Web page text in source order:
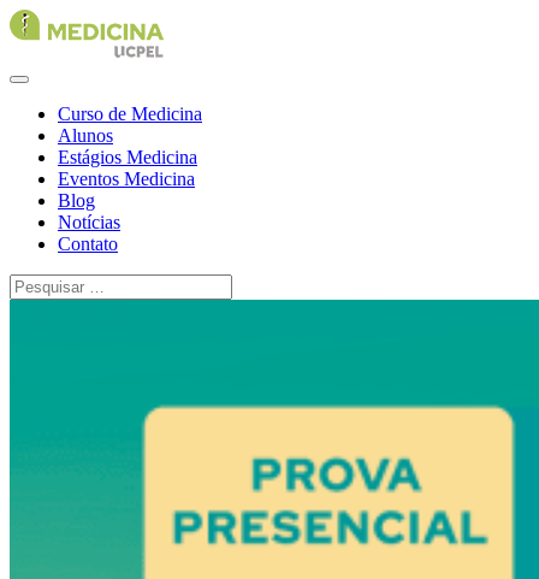
Curso de Medicina
Alunos
Estágios Medicina
Eventos Medicina
Blog
Notícias
Contato